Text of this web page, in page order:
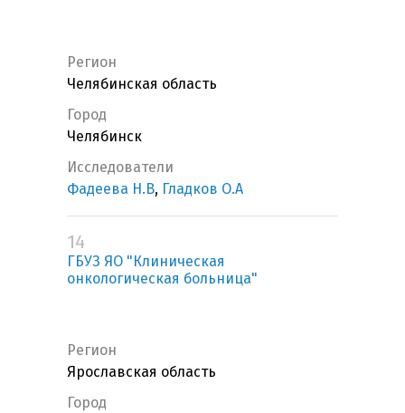
Регион
Челябинская область
Город
Челябинск
Исследователи
Фадеева Н.В, Гладков О.А
14
ГБУЗ ЯО "Клиническая
онкологическая больница"
Регион
Ярославская область
Город